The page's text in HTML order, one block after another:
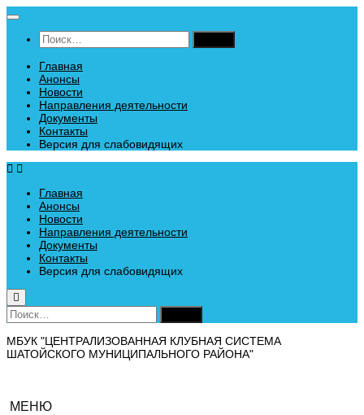
Перейти
содержимому
Найти:
Главная
Анонсы
Новости
Направления деятельности
Документы
Контакты
Версия для слабовидящих
Главная
Анонсы
Новости
Направления деятельности
Документы
Контакты
Версия для слабовидящих
Найти:
МБУК "ЦЕНТРАЛИЗОВАННАЯ КЛУБНАЯ СИСТЕМА
ШАТОЙСКОГО МУНИЦИПАЛЬНОГО РАЙОНА"
МЕНЮ